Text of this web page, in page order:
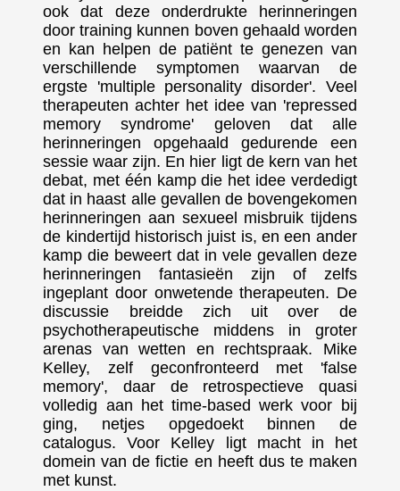
ook dat deze onderdrukte herinneringen
door training kunnen boven gehaald worden
en kan helpen de patiënt te genezen van
verschillende symptomen waarvan de
ergste 'multiple personality disorder'. Veel
therapeuten achter het idee van 'repressed
memory syndrome' geloven dat alle
herinneringen opgehaald gedurende een
sessie waar zijn. En hier ligt de kern van het
debat, met één kamp die het idee verdedigt
dat in haast alle gevallen de bovengekomen
herinneringen aan sexueel misbruik tijdens
de kindertijd historisch juist is, en een ander
kamp die beweert dat in vele gevallen deze
herinneringen fantasieën zijn of zelfs
ingeplant door onwetende therapeuten. De
discussie breidde zich uit over de
psychotherapeutische middens in groter
arenas van wetten en rechtspraak. Mike
Kelley, zelf geconfronteerd met 'false
memory', daar de retrospectieve quasi
volledig aan het time-based werk voor bij
ging, netjes opgedoekt binnen de
catalogus. Voor Kelley ligt macht in het
domein van de fictie en heeft dus te maken
met kunst.